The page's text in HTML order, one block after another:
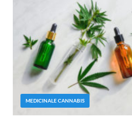
MEDICINALE CANNABIS